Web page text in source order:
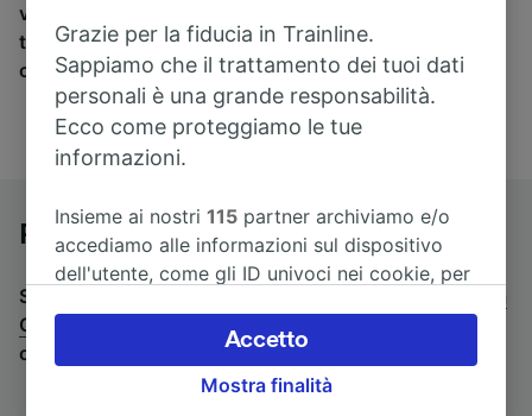
viaggio in treno e in pullman. Con Trainline puoi
trovare i biglietti per viaggiare con oltre 170
compagnie ferroviarie e dei pullman.
Pullman da Amburgo a Greifswald
Stai cercando un viaggio di ritorno? Vai su
Greifswald a Amburgo
Se preferisci prendere il treno,
consulta la pagina
treni da Amburgo a Greifswald
Grazie per la fiducia in Trainline.
Sappiamo che il trattamento dei tuoi dati
personali è una grande responsabilità.
Ecco come proteggiamo le tue
informazioni.
Insieme ai nostri115 partner archiviamo e/o
accediamo alle informazioni sul dispositivo
dell'utente, come gli ID univoci nei cookie, per
accettare o gestire le proprie scelte facendo
clic di seguito, tra cui il proprio diritto di
opporsi sulla base di un interesse legittimo o
Mostra finalità
Accetto